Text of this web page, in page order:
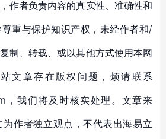
作者负责内容的真实性、准确性和
重与保护知识产权，未经作者和/
制、转载、或以其他方式使用本网
文章存在版权问题，烦请联系
，我们将及时核实处理。文章来
作者独立观点，不代表出海易立